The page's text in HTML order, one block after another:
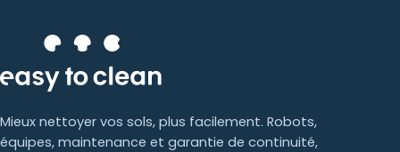
Mieux nettoyer vos sols, plus facilement. Robots,
équipes, maintenance et garantie de continuité,